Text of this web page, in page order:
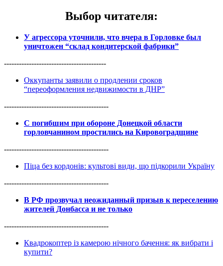
Выбор читателя:
У агрессора уточнили, что вчера в Горловке был
уничтожен “склад кондитерской фабрики”
-----------------------------------------
Оккупанты заявили о продлении сроков
“переоформления недвижимости в ДНР”
------------------------------------------
С погибшим при обороне Донецкой области
горловчанином простились на Кировоградщине
------------------------------------------
Піца без кордонів: культові види, що підкорили Україну
------------------------------------------
В РФ прозвучал неожиданный призыв к переселению
жителей Донбасса и не только
------------------------------------------
Квадрокоптер із камерою нічного бачення: як вибрати і
купити?